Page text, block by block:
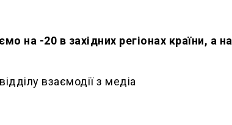
на -20 в західних регіонах країни, а на
взаємодії з медіа